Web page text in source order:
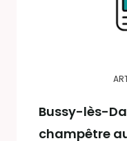
Bussy-lès-
champêtre